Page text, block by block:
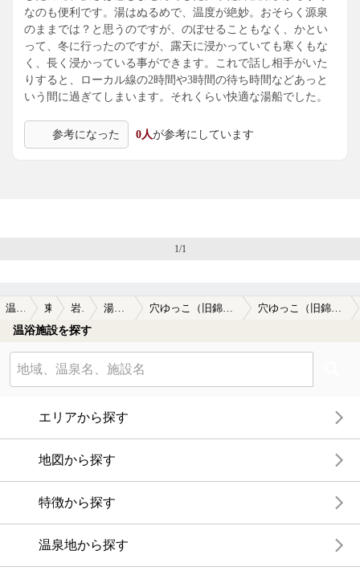
なのも便利です。湯はぬるめで、温度が絶妙。おそらく源泉
のままでは？と思うのですが、のぼせることもなく、かとい
って、冬に行ったのですが、露天に浸かっていても寒くもな
く、長く浸かっている事ができます。これで話し相手がいた
りすると、ローカル線の2時間や3時間の待ち時間などあっと
いう間に過ぎてしまいます。それくらい快適な湯船でした。
参考になった 0人が参考にしています
1/1
温泉TOP 東北 岩手県 湯田 (岩手) 穴ゆっこ（旧錦秋湖温泉 穴ゆっこ）(閉館しました) 穴ゆっこ（旧錦秋湖温泉 穴ゆっこ）(閉館しました)の口コミ一覧
温浴施設を探す
エリアから探す
地図から探す
特徴から探す
温泉地から探す